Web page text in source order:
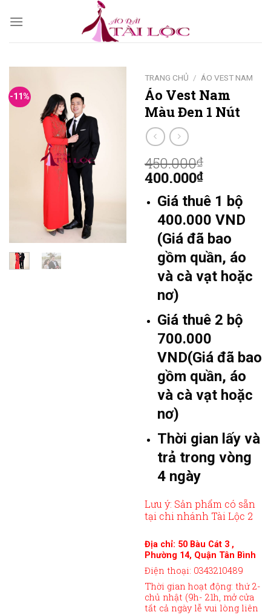
-11%
TRANG CHỦ / ÁO VEST NAM
Áo Vest Nam
Màu Đen 1 Nút
450.000₫
400.000₫
Giá thuê 1 bộ
400.000 VND
(Giá đã bao
gồm quần, áo
và cà vạt hoặc
nơ)
Giá thuê 2 bộ
700.000
VND(Giá đã bao
gồm quần, áo
và cà vạt hoặc
nơ)
Thời gian lấy và
trả trong vòng
4 ngày
Lưu ý: Sản phẩm có sẵn
tại chi nhánh Tài Lộc 2
Địa chỉ: 50 Bàu Cát 3 ,
Phường 14, Quận Tân Bình
Điện thoại: 0343210489
Thời gian hoạt động: thứ 2-
chủ nhật (9h- 21h, mở cửa
tất cả ngày lễ vui lòng liên